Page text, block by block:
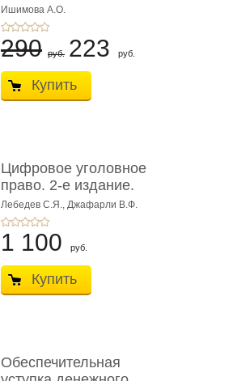
Ишимова А.О.
290 руб. 223 руб.
Купить
Цифровое уголовное
право. 2-е издание.
Монограф ...
Лебедев С.Я., Джафарли В.Ф.
1 100 руб.
Купить
Обеспечительная